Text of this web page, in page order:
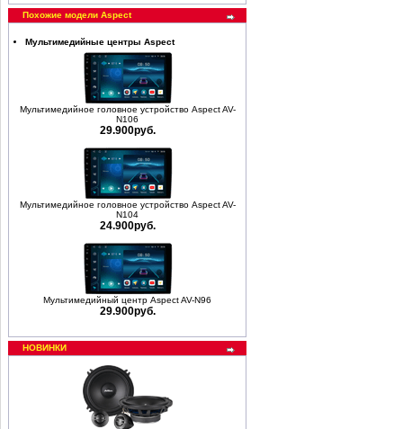
Похожие модели Aspect
Мультимедийные центры Aspect
Мультимедийное головное устройство Aspect AV-
N106
29.900руб.
Мультимедийное головное устройство Aspect AV-
N104
24.900руб.
Мультимедийный центр Aspect AV-N96
29.900руб.
НОВИНКИ